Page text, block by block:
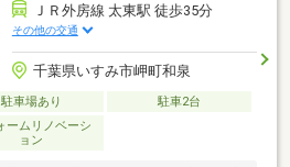
ＪＲ外房線 太東駅 徒歩35分
その他の交通
千葉県いすみ市岬町和泉
駐車場あり 駐車2台
ームリノベーシ
ョン